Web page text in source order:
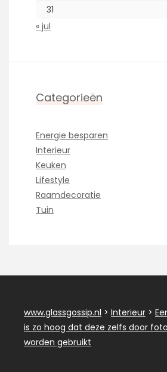
31
« jul
Categorieën
Energie besparen
Interieur
Keuken
Lifestyle
Raamdecoratie
Tuin
www.glassgossip.nl > Interieur >
is zo hoog dat deze zelfs door
worden gebruikt